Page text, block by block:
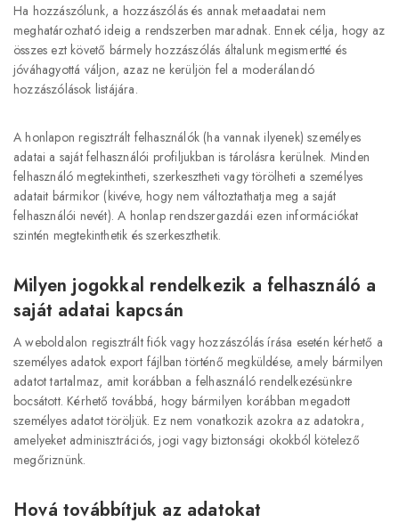
Ha hozzászólunk, a hozzászólás és annak metaadatai nem
meghatározható ideig a rendszerben maradnak. Ennek célja, hogy az
összes ezt követő bármely hozzászólás általunk megismertté és
jóváhagyottá váljon, azaz ne kerüljön fel a moderálandó
hozzászólások listájára.
A honlapon regisztrált felhasználók (ha vannak ilyenek) személyes
adatai a saját felhasználói profiljukban is tárolásra kerülnek. Minden
felhasználó megtekintheti, szerkesztheti vagy törölheti a személyes
adatait bármikor (kivéve, hogy nem változtathatja meg a saját
felhasználói nevét). A honlap rendszergazdái ezen információkat
szintén megtekinthetik és szerkeszthetik.
Milyen jogokkal rendelkezik a felhasználó a
saját adatai kapcsán
A weboldalon regisztrált fiók vagy hozzászólás írása esetén kérhető a
személyes adatok export fájlban történő megküldése, amely bármilyen
adatot tartalmaz, amit korábban a felhasználó rendelkezésünkre
bocsátott. Kérhető továbbá, hogy bármilyen korábban megadott
személyes adatot töröljük. Ez nem vonatkozik azokra az adatokra,
amelyeket adminisztrációs, jogi vagy biztonsági okokból kötelező
megőriznünk.
Hová továbbítjuk az adatokat